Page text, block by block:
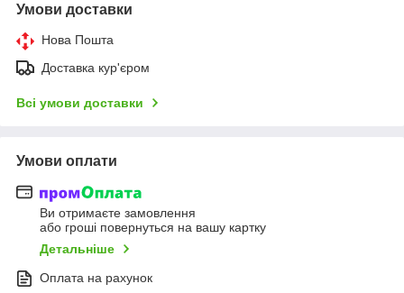
Умови доставки
Нова Пошта
Доставка кур'єром
Всі умови доставки
Умови оплати
Ви отримаєте замовлення
або гроші повернуться на вашу картку
Детальніше
Оплата на рахунок